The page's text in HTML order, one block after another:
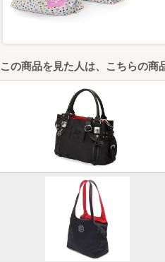
この商品を見た人は、こちらの商